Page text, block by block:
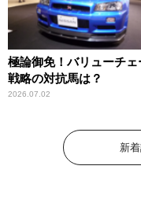
極論御免！バリューチェ
戦略の対抗馬は？
2026.07.02
新